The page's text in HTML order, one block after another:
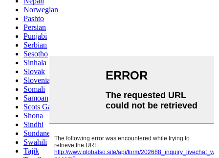
Norwegian
Pashto
Persian
Punjabi
Serbian
Sesotho
Sinhala
Slovak
Slovenian
Somali
Samoan
Scots Gaelic
Shona
Sindhi
Sundanese
Swahili
Tajik